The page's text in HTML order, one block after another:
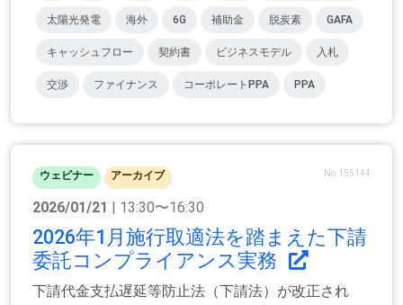
太陽光発電 海外 6G 補助金 脱炭素 GAFA
キャッシュフロー 契約書 ビジネスモデル 入札
交渉 ファイナンス コーポレートPPA PPA
ウェビナー アーカイブ No.155144
2026/01/21 | 13:30〜16:30
2026年1月施行取適法を踏まえた下請
委託コンプライアンス実務
下請代金支払遅延等防止法（下請法）が改正され